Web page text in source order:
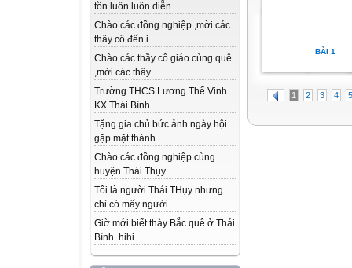
tồn luôn luôn diễn...
Chào các đồng nghiệp ,mời các
thây cô đến i...
Chào các thầy cô giáo cùng quê
,mời các thây...
Trường THCS Lương Thế Vinh
KX Thái Bình...
Tặng gia chủ bức ảnh ngày hội
gặp mặt thành...
Chào các đồng nghiệp cùng
huyện Thái Thụy...
Tôi là người Thái THụy nhưng
chỉ có mấy người...
Giờ mới biết thày Bắc quê ở Thái
Bình. hihi...
BÀI 1
1 2 3 4 5